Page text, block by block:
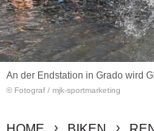
An der Endstation in Grado wird
© Fotograf / mjk-sportmarketing